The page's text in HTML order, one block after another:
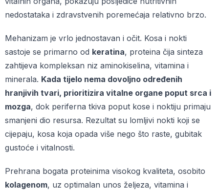
nedostataka i zdravstvenih poremećaja relativno brzo.
Mehanizam je vrlo jednostavan i očit. Kosa i nokti
sastoje se primarno od keratina, proteina čija sinteza
zahtijeva kompleksan niz aminokiselina, vitamina i
minerala. Kada tijelo nema dovoljno određenih
hranjivih tvari, prioritizira vitalne organe poput srca i
mozga, dok periferna tkiva poput kose i noktiju primaju
smanjeni dio resursa. Rezultat su lomljivi nokti koji se
cijepaju, kosa koja opada više nego što raste, gubitak
gustoće i vitalnosti.
Prehrana bogata proteinima visokog kvaliteta, osobito
kolagenom, uz optimalan unos željeza, vitamina i